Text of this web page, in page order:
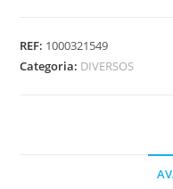
REF: 1000321549
Categoria: DIVERSOS